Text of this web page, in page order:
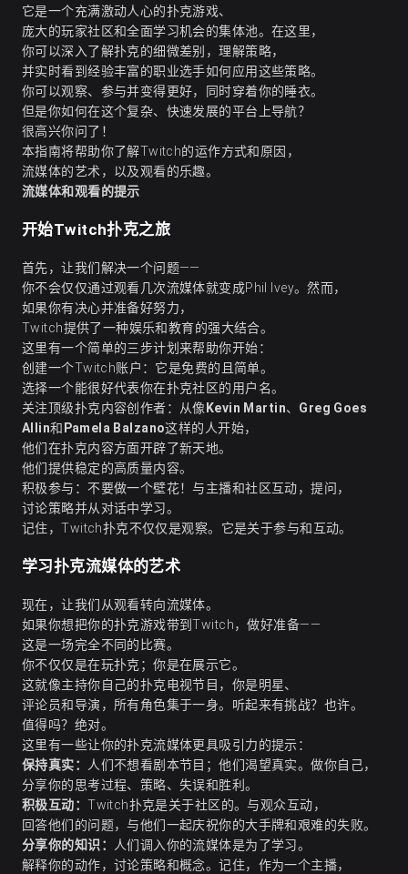
它是一个充满激动人心的扑克游戏、
庞大的玩家社区和全面学习机会的集体池。在这里，
你可以深入了解扑克的细微差别，理解策略，
并实时看到经验丰富的职业选手如何应用这些策略。
你可以观察、参与并变得更好，同时穿着你的睡衣。
但是你如何在这个复杂、快速发展的平台上导航？
很高兴你问了！
本指南将帮助你了解Twitch的运作方式和原因，
流媒体的艺术，以及观看的乐趣。
流媒体和观看的提示
开始Twitch扑克之旅
首先，让我们解决一个问题——
你不会仅仅通过观看几次流媒体就变成Phil Ivey。然而，
如果你有决心并准备好努力，
Twitch提供了一种娱乐和教育的强大结合。
这里有一个简单的三步计划来帮助你开始：
创建一个Twitch账户：它是免费的且简单。
选择一个能很好代表你在扑克社区的用户名。
关注顶级扑克内容创作者：从像 Kevin Martin、 Greg Goes
Allin和 Pamela Balzano这样的人开始，
他们在扑克内容方面开辟了新天地。
他们提供稳定的高质量内容。
积极参与：不要做一个壁花！与主播和社区互动，提问，
讨论策略并从对话中学习。
记住，Twitch扑克不仅仅是观察。它是关于参与和互动。
学习扑克流媒体的艺术
现在，让我们从观看转向流媒体。
如果你想把你的扑克游戏带到Twitch，做好准备——
这是一场完全不同的比赛。
你不仅仅是在玩扑克；你是在展示它。
这就像主持你自己的扑克电视节目，你是明星、
评论员和导演，所有角色集于一身。听起来有挑战？也许。
值得吗？绝对。
这里有一些让你的扑克流媒体更具吸引力的提示：
保持真实： 人们不想看剧本节目；他们渴望真实。做你自己，
分享你的思考过程、策略、失误和胜利。
积极互动：Twitch扑克是关于社区的。与观众互动，
回答他们的问题，与他们一起庆祝你的大手牌和艰难的失败。
分享你的知识： 人们调入你的流媒体是为了学习。
解释你的动作，讨论策略和概念。记住，作为一个主播，